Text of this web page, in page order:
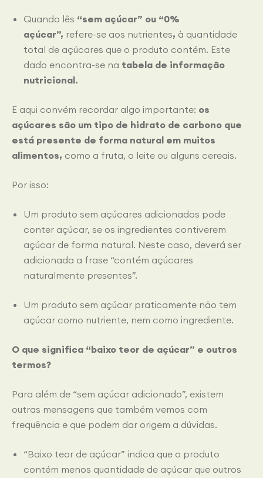
Quando lês “sem açúcar” ou “0%
açúcar”, refere-se aos nutrientes, à quantidade
total de açúcares que o produto contém. Este
dado encontra-se na tabela de informação
nutricional.
E aqui convém recordar algo importante: os
açúcares são um tipo de hidrato de carbono que
está presente de forma natural em muitos
alimentos, como a fruta, o leite ou alguns cereais.
Por isso:
Um produto sem açúcares adicionados pode
conter açúcar, se os ingredientes contiverem
açúcar de forma natural. Neste caso, deverá ser
adicionada a frase “contém açúcares
naturalmente presentes”.
Um produto sem açúcar praticamente não tem
açúcar como nutriente, nem como ingrediente.
O que significa “baixo teor de açúcar” e outros
termos?
Para além de “sem açúcar adicionado”, existem
outras mensagens que também vemos com
frequência e que podem dar origem a dúvidas.
“Baixo teor de açúcar” indica que o produto
contém menos quantidade de açúcar que outros